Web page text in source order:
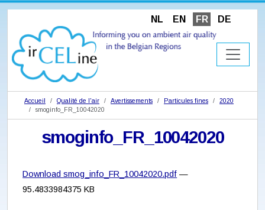
NL EN FR DE
Accueil Qualité de l'air Avertissements Particules fines
2020
smoginfo_FR_10042020
smoginfo_FR_10042020
Download smog_info_FR_10042020.pdf —
95.4833984375 KB